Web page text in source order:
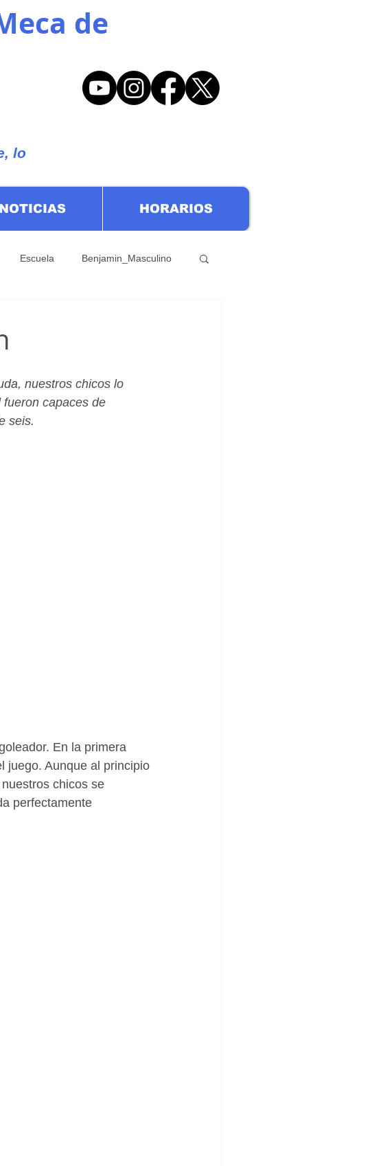
de
lo
NOTICIAS HORARIOS
Escuela Benjamin_Masculino
nuestros chicos lo
capaces de
seis.
En la primera
juego. Aunque al principio
chicos se
perfectamente